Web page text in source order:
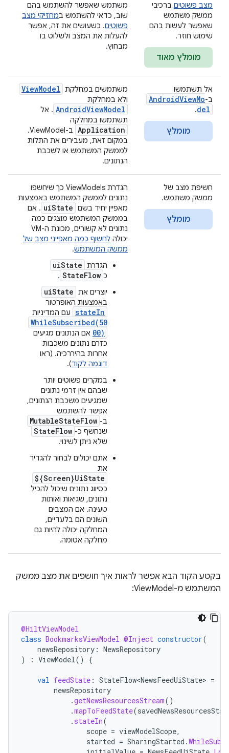
מצב פשוטים ברכיבי
ממשק משתמש
שאפשר לעשות בהם
שימוש חוזר.
מומלץ מאוד
משתמש שאפשר להשתמש בהם
שוב, כדאי להשתמש במחזיקי מצב
פשוטים. כשעושים את זה, אפשר
להעלות את המצב ולשלוט בו
מבחוץ.
אל תשתמשו
ב-AndroidViewMo
del
.
מומלץ
משתמשים במחלקת ViewModel
ולא במחלקת
AndroidViewModel . אל
תשתמשו במחלקה
Application
ב-ViewModel.
במקום זאת, מעבירים את התלות
לממשק המשתמש או לשכבת
הנתונים.
חשיפת מצב של
ממשק משתמש.
מומלץ
הגדרת ViewModels כך שיחשפו
נתונים לממשק המשתמש באמצעות
מאפיין יחיד בשם
uiState
. אם
בממשק המשתמש מוצגים כמה
נתונים לא קשורים, מכונת ה-VM
יכולה לחשוף כמה מאפייני מצב של
ממשק המשתמש.
הגדרת uiState
כ StateFlow
.
יוצרים את uiState
באמצעות האופרטור
stateIn עם המדיניות
WhileSubscribed(50
00) אם הנתונים מגיעים
כזרם נתונים משכבות
אחרות בהיררכיה. (ראו
דוגמה לקוד).
במקרים פשוטים יותר
שבהם אין זרמי נתונים
שמגיעים משכבת הנתונים,
אפשר להשתמש
ב- MutableStateFlow
שנחשף כ- StateFlow
שלא ניתן לשינוי.
אתם יכולים לבחור להגדיר
את
${Screen}UiState
כסיווג נתונים שיכול להכיל
נתונים, שגיאות ואותות
טעינה. אם המצבים
השונים הם בלעדיים,
המחלקה יכולה להיות גם
מחלקה אטומה.
בקטע הקוד הבא אפשר לראות איך חושפים את מצב ממשק
המשתמש מ-ViewModel:
@HiltViewModel
class BookmarksViewModel @Inject constructor(
newsRepository : NewsRepository
)
: ViewModel() {
val feedState : StateFlow<NewsFeedUiState> =
newsRepository
.getNewsResourcesStream()
.mapToFeedState(
. stateIn(
scope = viewModelScope,
started = SharingStarted .